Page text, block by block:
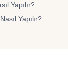
Yapılır?
Yapılır?